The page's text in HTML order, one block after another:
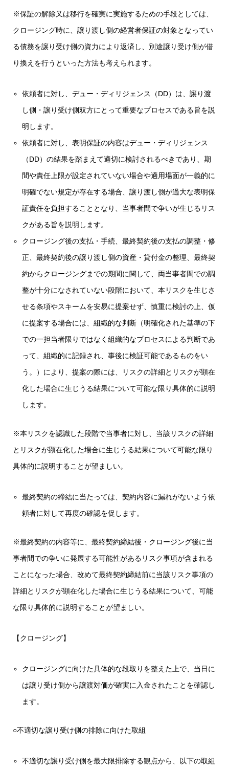
※保証の解除又は移行を確実に実施するための手段としては、
クロージング時に、譲り渡し側の経営者保証の対象となってい
る債務を譲り受け側の資力により返済し、別途譲り受け側が借
り換えを行うといった方法も考えられます。
依頼者に対し、デュー・ディリジェンス（DD）は、譲り渡
し側・譲り受け側双方にとって重要なプロセスである旨を説
明します。
依頼者に対し、表明保証の内容はデュー・ディリジェンス
（DD）の結果を踏まえて適切に検討されるべきであり、期
間や責任上限が設定されていない場合や適用場面が一義的に
明確でない規定が存在する場合、譲り渡し側が過大な表明保
証責任を負担することとなり、当事者間で争いが生じるリス
クがある旨を説明します。
クロージング後の支払・手続、最終契約後の支払の調整・修
正、最終契約後の譲り渡し側の資産・貸付金の整理、最終契
約からクロージングまでの期間に関して、両当事者間での調
整が十分になされていない段階において、本リスクを生じさ
せる条項やスキームを安易に提案せず、慎重に検討の上、仮
に提案する場合には、組織的な判断（明確化された基準の下
での一担当者限りではなく組織的なプロセスによる判断であ
って、組織的に記録され、事後に検証可能であるものをい
う。）により、提案の際には、リスクの詳細とリスクが顕在
化した場合に生じうる結果について可能な限り具体的に説明
します。
※本リスクを認識した段階で当事者に対し、当該リスクの詳細
とリスクが顕在化した場合に生じうる結果について可能な限り
具体的に説明することが望ましい。
最終契約の締結に当たっては、契約内容に漏れがないよう依
頼者に対して再度の確認を促します。
※最終契約の内容等に、最終契約締結後・クロージング後に当
事者間での争いに発展する可能性があるリスク事項が含まれる
ことになった場合、改めて最終契約締結前に当該リスク事項の
詳細とリスクが顕在化した場合に生じうる結果について、可能
な限り具体的に説明することが望ましい。
【クロージング】
クロージングに向けた具体的な段取りを整えた上で、当日に
は譲り受け側から譲渡対価が確実に入金されたことを確認し
ます。
○不適切な譲り受け側の排除に向けた取組
不適切な譲り受け側を最大限排除する観点から、以下の取組